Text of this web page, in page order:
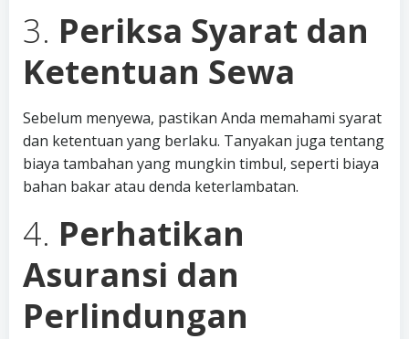
3. Periksa Syarat dan
Ketentuan Sewa
Sebelum menyewa, pastikan Anda memahami syarat
dan ketentuan yang berlaku. Tanyakan juga tentang
biaya tambahan yang mungkin timbul, seperti biaya
bahan bakar atau denda keterlambatan.
4. Perhatikan
Asuransi dan
Perlindungan